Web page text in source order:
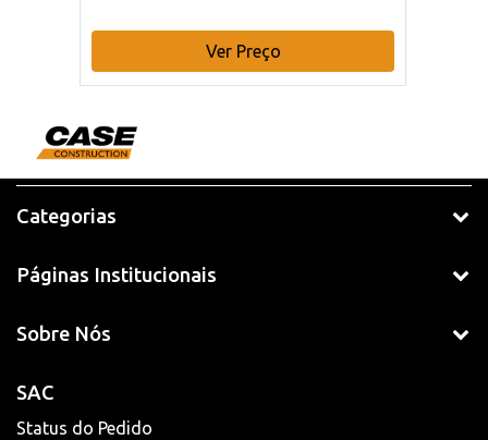
Ver Preço
Categorias
Páginas Institucionais
Sobre Nós
SAC
Status do Pedido